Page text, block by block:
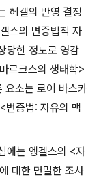
헤겔의 반영 결정
스의 변증법적 자
당한 정도로 영감
마르크스의 생태학>
요소는 로이 바스카
<변증법: 자유의 맥
에는 엥겔스의 <자
에 대한 면밀한 조사